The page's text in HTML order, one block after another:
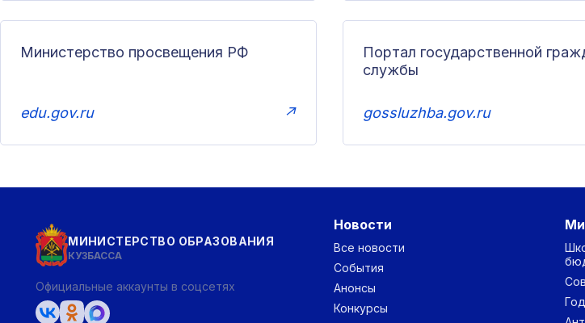
Министерство просвещения РФ
edu.gov.ru ↗
Портал государственной
службы
gossluzhba.gov.ru
МИНИСТЕРСТВО ОБРАЗОВАНИЯ
КУЗБАССА
Официальные аккаунты в соцсетях
Новости
Все новости
События
Анонсы
Конкурсы